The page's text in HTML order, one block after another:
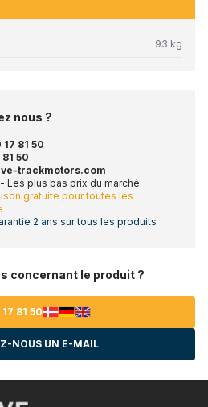
93 kg
nous ?
81 50
50
trackmotors.com
Les plus bas prix du marché
gratuite pour toutes les
2 ans sur tous les produits
concernant le produit ?
81 50
NOUS UN E-MAIL